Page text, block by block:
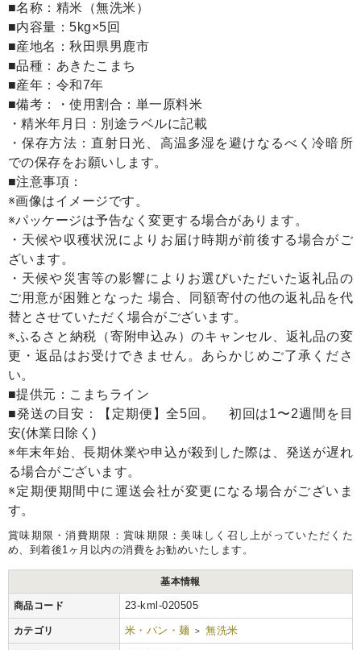
■名称：精米（無洗米）
■内容量：5kg×5回
■産地名：秋田県男鹿市
■品種：あきたこまち
■産年：令和7年
■備考：・使用割合：単一原料米
・精米年月日：別途ラベルに記載
・保存方法：直射日光、高温多湿を避けなるべく冷暗所
での保存をお願いします。
■注意事項：
※画像はイメージです。
※パッケージは予告なく変更する場合があります。
・天候や収穫状況によりお届け時期が前後する場合がご
ざいます。
・天候や災害等の影響によりお選びいただいた返礼品の
ご用意が困難となった 場合、同額寄付の他の返礼品を代
替とさせていただく場合がございます。
※ふるさと納税（寄附申込み）のキャンセル、返礼品の変
更・返品はお受けできません。あらかじめご了承くださ
い。
■提供元：こまちライン
■発送の目安：【定期便】全5回。 初回は1〜2週間を目
安(休業日除く)
※年末年始、長期休業や申込が殺到した際は、発送が遅れ
る場合がございます。
※定期便期間中に運送会社が変更になる場合がございま
す。
賞味期限・消費期限：賞味期限：美味しく召し上がっていただくた
め、到着後1ヶ月以内の消費をお勧めいたします。
基本情報
商品コード 23-kml-020505
カテゴリ 米・パン・麺 > 無洗米